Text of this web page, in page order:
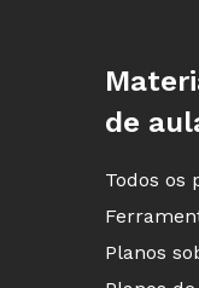
de
Todos os
Planos